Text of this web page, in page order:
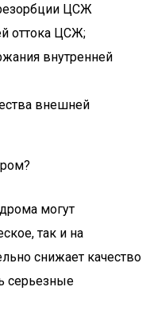
ЦСЖ
оттока ЦСЖ;
внутренней
внешней
могут
так и на
снижает качество
серьезные